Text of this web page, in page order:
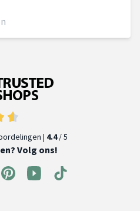
| 4.4/ 5
Volg ons!